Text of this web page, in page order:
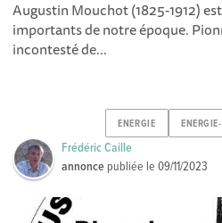
Augustin Mouchot (1825-1912)
importants de notre époque.
incontesté de...
ENERGIE
Frédéric Caille
annonce publiée le09/11/2023